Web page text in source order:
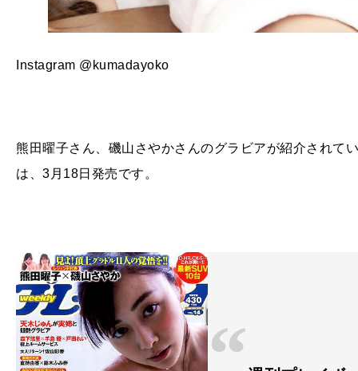
Instagram @kumadayoko
熊田曜子さん、磯山さやかさんのグラビアが紹介されて
は、3月18日発売です。